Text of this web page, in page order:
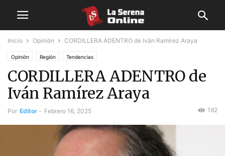
Inicio Opinión CORDILLERA ADENTRO de Iván Ramírez Araya
Opinión Región Tendencias
CORDILLERA ADENTRO de
Iván Ramírez Araya
Por Editor - Febrero 16, 2025 192